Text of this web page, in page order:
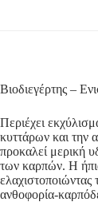
Βιοδιεγέρτης –
Περιέχει
κυττάρων και την
προκαλεί μερική
των καρπών. Η
ελαχιστοποιώντας
ανθοφορία-